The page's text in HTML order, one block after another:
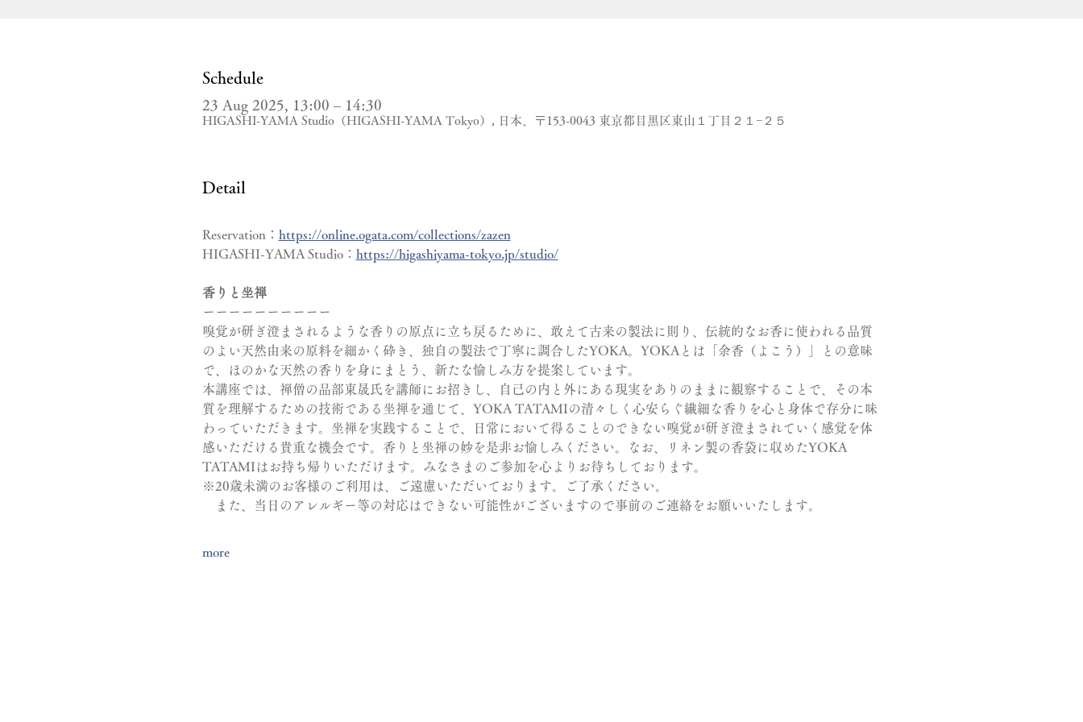
Schedule
23 Aug 2025, 13:00 – 14:30
HIGASHI-YAMA Studio（HIGASHI-YAMA Tokyo）, 日本、〒153-0043 東京都目黒区東山１丁目２１−２５
Detail
Reservation： https://online.ogata.com/collections/zazen
HIGASHI-YAMA Studio： https://higashiyama-tokyo.jp/studio/
香りと坐禅
ーーーーーーーーーー
嗅覚が研ぎ澄まされるような香りの原点に立ち戻るために、敢えて古来の製法に則り、伝統的なお香に使われる品質
のよい天然由来の原料を細かく砕き、独自の製法で丁寧に調合したYOKA。YOKAとは「余香（よこう）」との意味
で、ほのかな天然の香りを身にまとう、新たな愉しみ方を提案しています。
本講座では、禅僧の品部東晟氏を講師にお招きし、自己の内と外にある現実をありのままに観察することで、その本
質を理解するための技術である坐禅を通じて、YOKA TATAMIの清々しく心安らぐ繊細な香りを心と身体で存分に味
わっていただきます。坐禅を実践することで、日常において得ることのできない嗅覚が研ぎ澄まされていく感覚を体
感いただける貴重な機会です。香りと坐禅の妙を是非お愉しみください。なお、リネン製の香袋に収めたYOKA
TATAMIはお持ち帰りいただけます。みなさまのご参加を心よりお待ちしております。
※20歳未満のお客様のご利用は、ご遠慮いただいております。ご了承ください。
また、当日のアレルギー等の対応はできない可能性がございますので事前のご連絡をお願いいたします。
more